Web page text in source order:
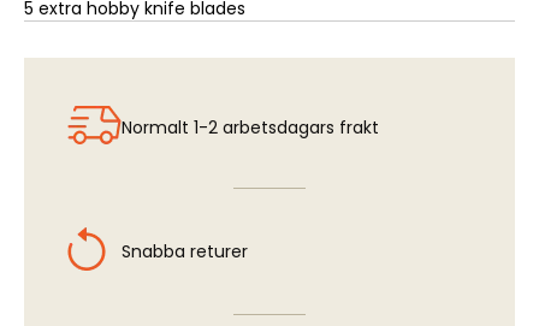
5 extra hobby knife blades
Normalt 1-2 arbetsdagars frakt
Snabba returer